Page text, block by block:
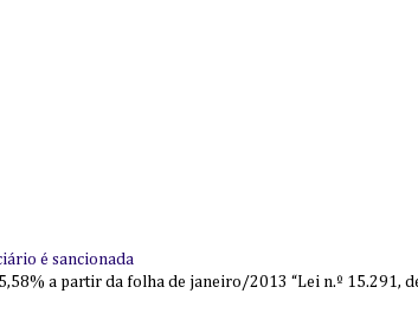
é sancionada
a partir da folha de janeiro/2013 “Lei n.º 15.291,